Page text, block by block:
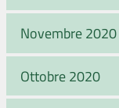
Novembre 2020
Ottobre 2020